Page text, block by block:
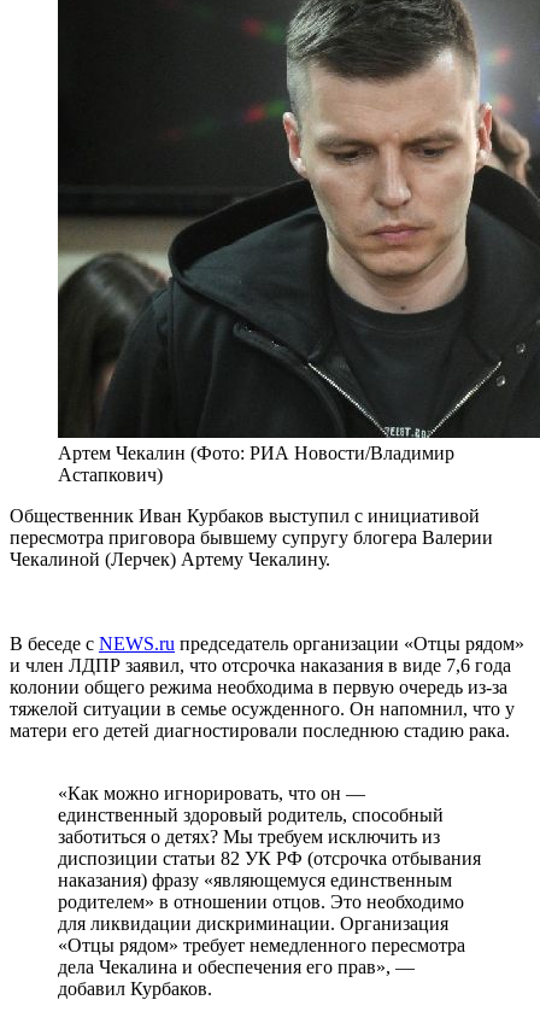
Артем Чекалин (Фото: РИА Новости/Владимир
Астапкович)
Общественник Иван Курбаков выступил с инициативой
пересмотра приговора бывшему супругу блогера Валерии
Чекалиной (Лерчек) Артему Чекалину.
В беседе с NEWS.ru председатель организации «Отцы рядом»
и член ЛДПР заявил, что отсрочка наказания в виде 7,6 года
колонии общего режима необходима в первую очередь из-за
тяжелой ситуации в семье осужденного. Он напомнил, что у
матери его детей диагностировали последнюю стадию рака.
«Как можно игнорировать, что он —
единственный здоровый родитель, способный
заботиться о детях? Мы требуем исключить из
диспозиции статьи 82 УК РФ (отсрочка отбывания
наказания) фразу «являющемуся единственным
родителем» в отношении отцов. Это необходимо
для ликвидации дискриминации. Организация
«Отцы рядом» требует немедленного пересмотра
дела Чекалина и обеспечения его прав», —
добавил Курбаков.